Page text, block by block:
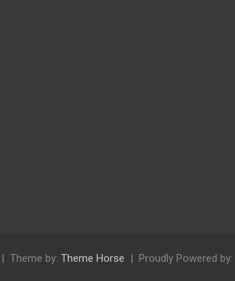
Theme by: Theme Horse Proudly Powered by: